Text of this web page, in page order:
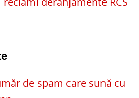
de spam care sună cu